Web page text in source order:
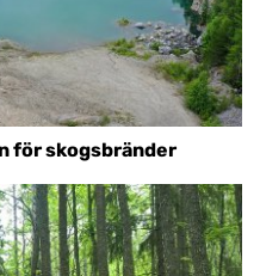
för skogsbränder